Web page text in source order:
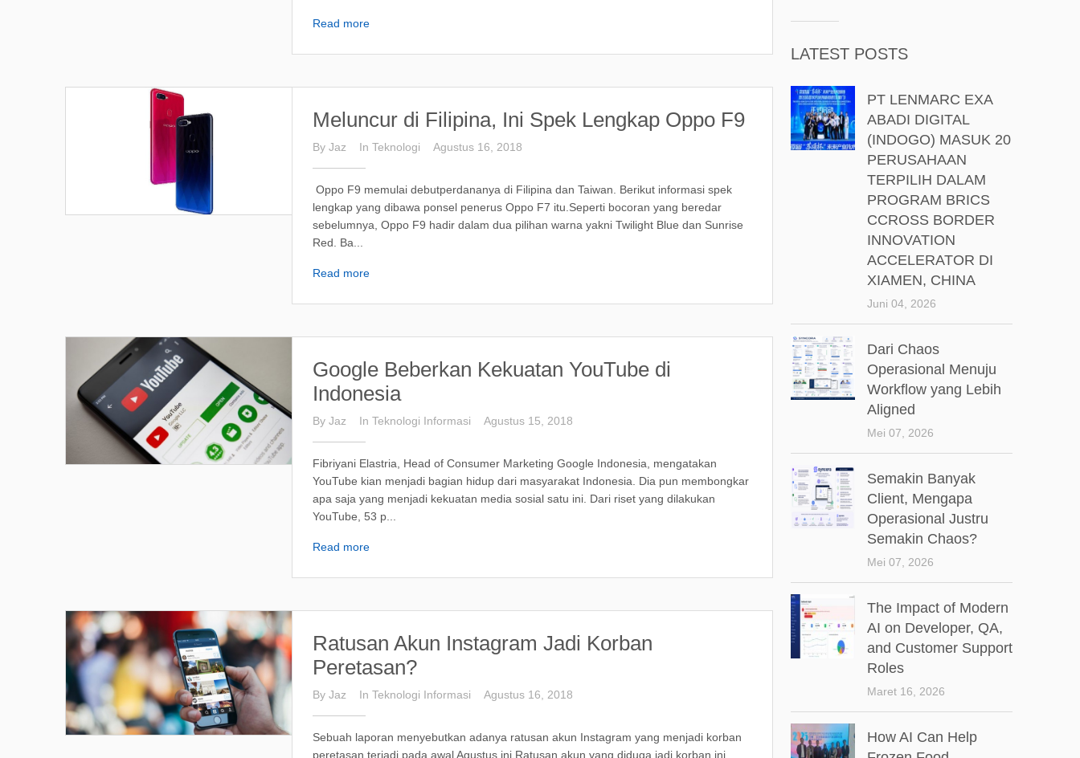
Read more
Meluncur di Filipina, Ini Spek Lengkap Oppo F9
ByJaz InTeknologi Agustus 16, 2018
Oppo F9 memulai debutperdananya di Filipina dan Taiwan. Berikut informasi spek
lengkap yang dibawa ponsel penerus Oppo F7 itu.Seperti bocoran yang beredar
sebelumnya, Oppo F9 hadir dalam dua pilihan warna yakni Twilight Blue dan Sunrise
Red. Ba...
Read more
Google Beberkan Kekuatan YouTube di
Indonesia
ByJaz InTeknologi Informasi Agustus 15, 2018
Fibriyani Elastria, Head of Consumer Marketing Google Indonesia, mengatakan
YouTube kian menjadi bagian hidup dari masyarakat Indonesia. Dia pun membongkar
apa saja yang menjadi kekuatan media sosial satu ini. Dari riset yang dilakukan
YouTube, 53 p...
Read more
Ratusan Akun Instagram Jadi Korban
Peretasan?
ByJaz InTeknologi Informasi Agustus 16, 2018
Sebuah laporan menyebutkan adanya ratusan akun Instagram yang menjadi korban
peretasan terjadi pada awal Agustus ini.Ratusan akun yang diduga jadi korban ini
LATEST POSTS
PT LENMARC EXA
ABADI DIGITAL
(INDOGO) MASUK 20
PERUSAHAAN
TERPILIH DALAM
PROGRAM BRICS
CCROSS BORDER
INNOVATION
ACCELERATOR DI
XIAMEN, CHINA
Juni 04, 2026
Dari Chaos
Operasional Menuju
Workflow yang Lebih
Aligned
Mei 07, 2026
Semakin Banyak
Client, Mengapa
Operasional Justru
Semakin Chaos?
Mei 07, 2026
The Impact of Modern
AI on Developer, QA,
and Customer Support
Roles
Maret 16, 2026
How AI Can Help